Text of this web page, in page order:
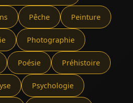
Pêche Peinture
Photographie
Poésie Préhistoire
Psychologie